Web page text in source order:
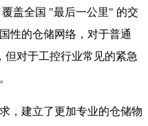
盖全国 "最后一公里" 的交
性的仓储网络，对于普通
但对于工控行业常见的紧急
，建立了更加专业的仓储物